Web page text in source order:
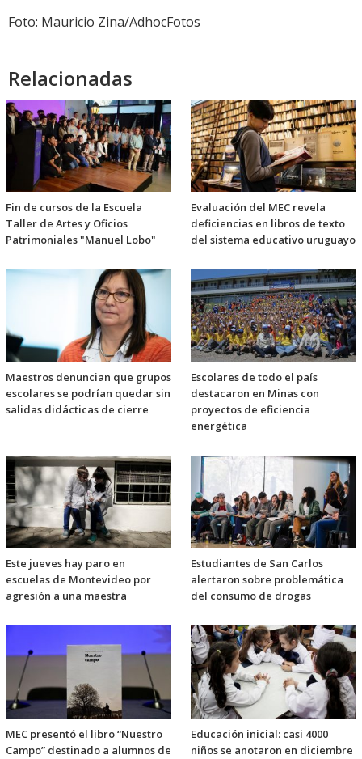
Foto: Mauricio Zina/AdhocFotos
Relacionadas
Fin de cursos de la Escuela
Taller de Artes y Oficios
Patrimoniales "Manuel Lobo"
Evaluación del MEC revela
deficiencias en libros de texto
del sistema educativo uruguayo
Maestros denuncian que grupos
escolares se podrían quedar sin
salidas didácticas de cierre
Escolares de todo el país
destacaron en Minas con
proyectos de eficiencia
energética
Este jueves hay paro en
escuelas de Montevideo por
agresión a una maestra
Estudiantes de San Carlos
alertaron sobre problemática
del consumo de drogas
MEC presentó el libro “Nuestro
Campo” destinado a alumnos de
Educación inicial: casi 4000
niños se anotaron en diciembre